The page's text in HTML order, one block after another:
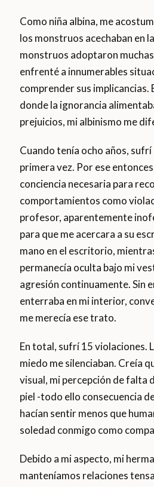
Como niña albina, me
los monstruos acechaban en
monstruos adoptaron
enfrenté a innumerables
comprender sus implicancias.
donde la ignorancia
prejuicios, mi albinismo me
Cuando tenía ocho años,
primera vez. Por ese
conciencia necesaria para
comportamientos como
profesor, aparentemente
para que me acercara a su
mano en el escritorio,
permanecía oculta bajo mi
agresión continuamente. Sin
enterraba en mi interior,
me merecía ese trato.
En total, sufrí 15 violaciones.
miedo me silenciaban. Creía
visual, mi percepción de falta
piel -todo ello consecuencia
hacían sentir menos que
soledad conmigo como
Debido a mi aspecto, mi
manteníamos relaciones